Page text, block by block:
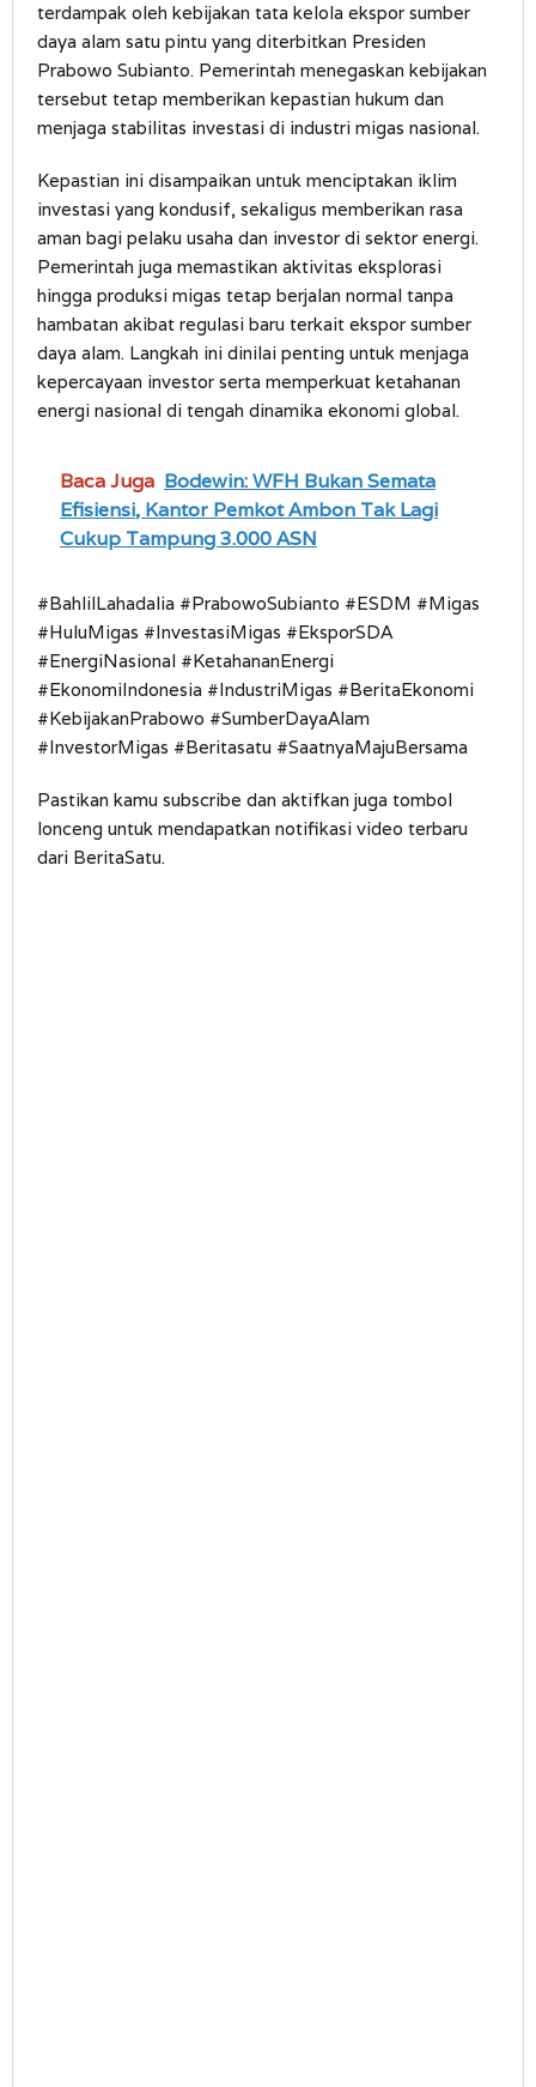
terdampak oleh kebijakan tata kelola ekspor sumber
daya alam satu pintu yang diterbitkan Presiden
Prabowo Subianto. Pemerintah menegaskan kebijakan
tersebut tetap memberikan kepastian hukum dan
menjaga stabilitas investasi di industri migas nasional.
Kepastian ini disampaikan untuk menciptakan iklim
investasi yang kondusif, sekaligus memberikan rasa
aman bagi pelaku usaha dan investor di sektor energi.
Pemerintah juga memastikan aktivitas eksplorasi
hingga produksi migas tetap berjalan normal tanpa
hambatan akibat regulasi baru terkait ekspor sumber
daya alam. Langkah ini dinilai penting untuk menjaga
kepercayaan investor serta memperkuat ketahanan
energi nasional di tengah dinamika ekonomi global.
Baca Juga Bodewin: WFH Bukan Semata
Efisiensi, Kantor Pemkot Ambon Tak Lagi
Cukup Tampung 3.000 ASN
#BahlilLahadalia #PrabowoSubianto #ESDM #Migas
#HuluMigas #InvestasiMigas #EksporSDA
#EnergiNasional #KetahananEnergi
#EkonomiIndonesia #IndustriMigas #BeritaEkonomi
#KebijakanPrabowo #SumberDayaAlam
#InvestorMigas #Beritasatu #SaatnyaMajuBersama
Pastikan kamu subscribe dan aktifkan juga tombol
lonceng untuk mendapatkan notifikasi video terbaru
dari BeritaSatu.